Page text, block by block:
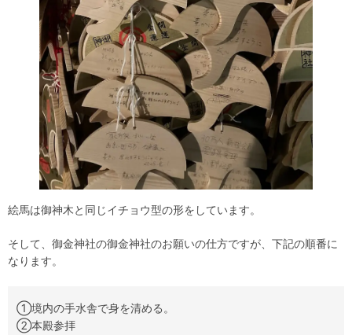
絵馬は御神木と同じイチョウ型の形をしています。
そして、御金神社の御金神社のお願いの仕方ですが、下記の順番に
なります。
①境内の手水舎で身を清める。
②本殿参拝